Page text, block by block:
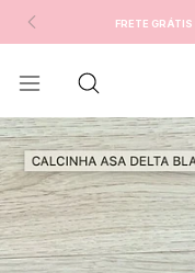
FRETE GRÁTIS